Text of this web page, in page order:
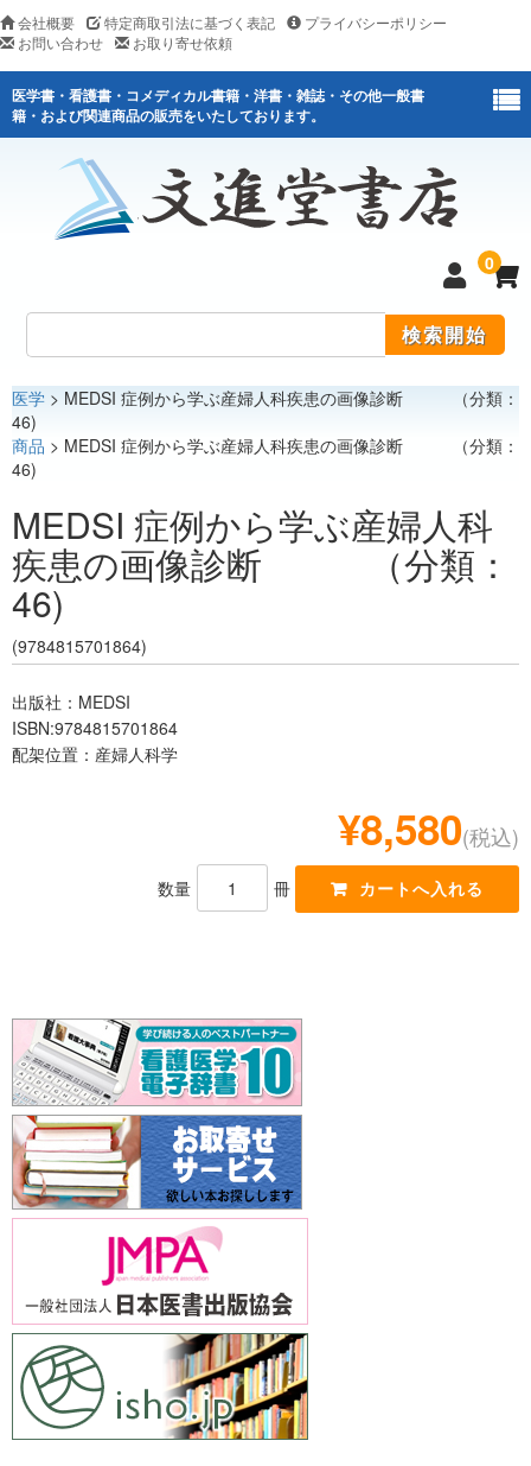
会社概要 特定商取引法に基づく表記
プライバシーポリシー
お問い合わせ
お取り寄せ依頼
医学書・看護書・コメディカル書籍・洋書・雑誌・その他一般書
籍・および関連商品の販売をいたしております。
0
医学
看護
レジデント
医学 > MEDSI 症例から学ぶ産婦人科疾患の画像診断 （分類：
46)
商品 > MEDSI 症例から学ぶ産婦人科疾患の画像診断 （分類：
46)
MEDSI 症例から学ぶ産婦人科
疾患の画像診断 （分類：
46)
(9784815701864)
出版社：MEDSI
ISBN:9784815701864
配架位置：産婦人科学
¥8,580(税込)
数量 冊